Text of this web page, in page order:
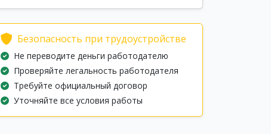
Безопасность при трудоустройстве
Не переводите деньги работодателю
Проверяйте легальность работодателя
Требуйте официальный договор
Уточняйте все условия работы